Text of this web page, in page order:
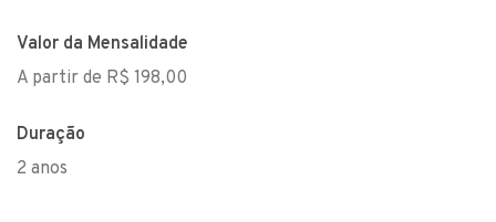
Valor da Mensalidade
A partir de R$ 198,00
Duração
2 anos